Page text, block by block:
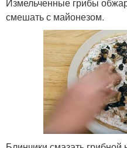
Измельченные грибы
смешать с майонезом.